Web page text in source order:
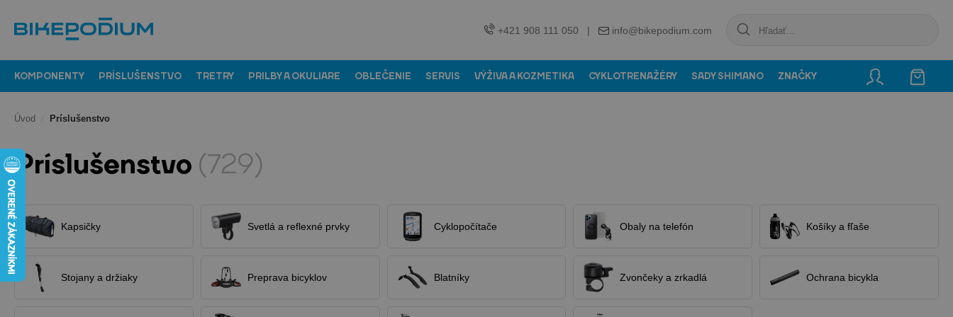
+421 908 111 050 | info@bikepodium.com
KOMPONENTY PRÍSLUŠENSTVO TRETRY PRILBY A OKULIARE OBLEČENIE SERVIS VÝŽIVA A KOZMETIKA CYKLOTRENAŽÉRY SADY SHIMANO ZNAČKY
Úvod Príslušenstvo
Príslušenstvo (729)
Kapsičky Svetlá a reflexné prvky Cyklopočítače Obaly na telefón Košíky a fľaše
Stojany a držiaky Preprava bicyklov Blatníky Zvončeky a zrkadlá Ochrana bicykla